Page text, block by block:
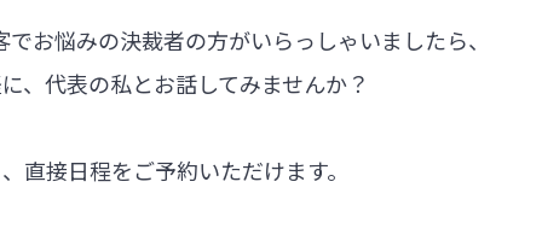
お悩みの決裁者の方がいらっしゃいましたら、
、代表の私とお話してみませんか？
直接日程をご予約いただけます。